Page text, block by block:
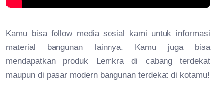
Kamu bisa follow media sosial kami untuk informasi
material bangunan lainnya. Kamu juga bisa
mendapatkan produk Lemkra di cabang terdekat
maupun di pasar modern bangunan terdekat di kotamu!